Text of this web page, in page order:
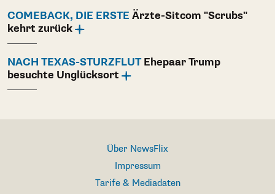
COMEBACK, DIE ERSTE Ärzte-Sitcom "Scrubs"
kehrt zurück
NACH TEXAS-STURZFLUTEhepaar Trump
besuchte Unglücksort
Über NewsFlix
Impressum
Tarife & Mediadaten